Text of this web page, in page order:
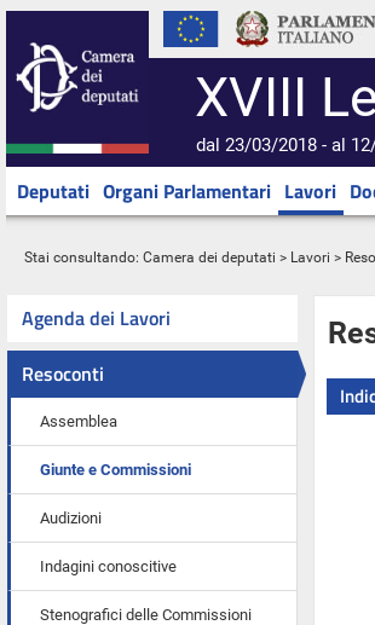
XVIII
dal 23/03/2018 - al
Deputati Organi Parlamentari Lavori
Stai consultando: Camera dei deputati > Lavori >
Agenda dei Lavori
Resoconti
Assemblea
Giunte e Commissioni
Audizioni
Indagini conoscitive
Stenografici delle Commissioni